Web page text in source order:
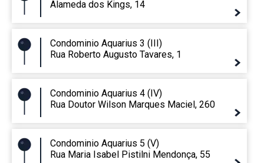
Alameda dos Kings, 14
Condominio Aquarius 3 (III)
Rua Roberto Augusto Tavares, 1
Condominio Aquarius 4 (IV)
Rua Doutor Wilson Marques Maciel, 260
Condominio Aquarius 5 (V)
Rua Maria Isabel Pistilni Mendonça, 55